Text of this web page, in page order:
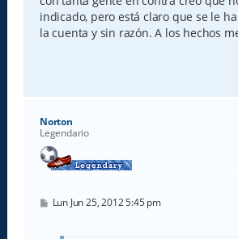
indicado, pero está claro que se le
la cuenta y sin razón. A los hechos
Norton
Legendario
M
Lun Jun 25, 2012 5:45 pm